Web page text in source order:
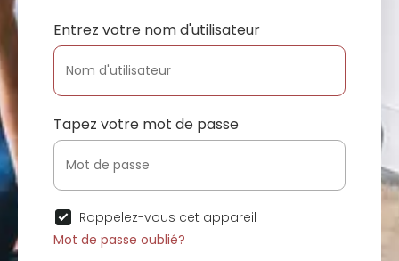
Entrez votre nom d'utilisateur
Tapez votre mot de passe
Rappelez-vous cet appareil
Mot de passe oublié?